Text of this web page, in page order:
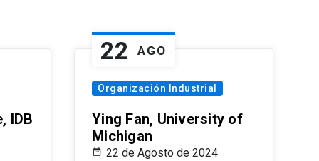
IDB
22 AGO
Organización Industrial
Ying Fan, University of
Michigan
22 de Agosto de 2024